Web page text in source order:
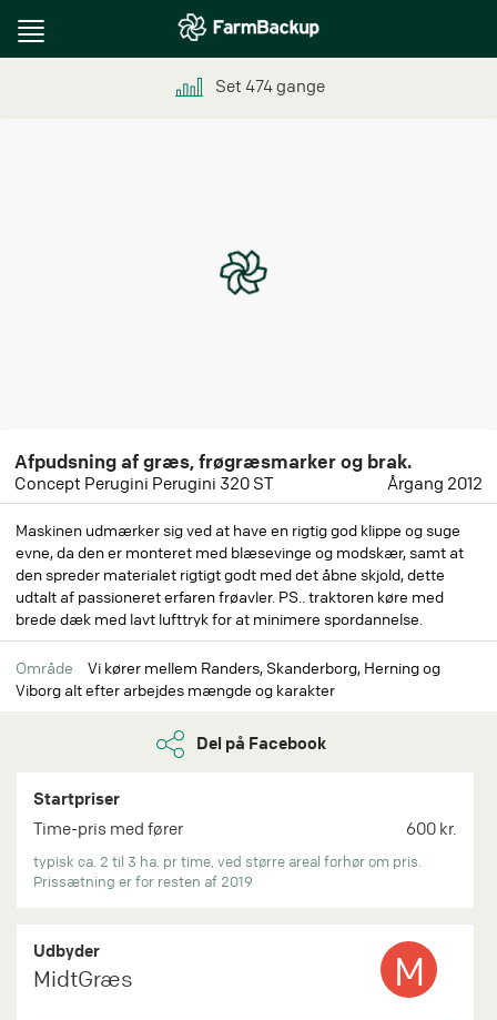
Toggle
Set 474gange
Afpudsning af græs, frøgræsmarker og brak.
Concept Perugini Perugini 320 ST Årgang 2012
Maskinen udmærker sig ved at have en rigtig god klippe og suge
evne, da den er monteret med blæsevinge og modskær, samt at
den spreder materialet rigtigt godt med det åbne skjold, dette
udtalt af passioneret erfaren frøavler. PS.. traktoren køre med
brede dæk med lavt lufttryk for at minimere spordannelse.
Område
Vi kører mellem Randers, Skanderborg, Herning og
Viborg alt efter arbejdes mængde og karakter
Del på Facebook
Startpriser
Time-pris med fører
600 kr.
typisk ca. 2 til 3 ha. pr time, ved større areal forhør om pris.
Prissætning er for resten af 2019
Udbyder
MidtGræs M